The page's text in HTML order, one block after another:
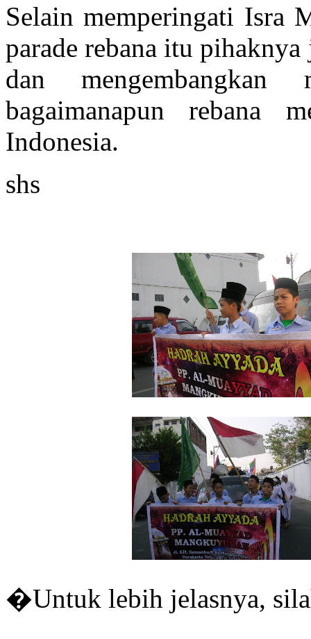
Selain memperingati Isra
parade rebana itu pihaknya
dan
bagaimanapunrebana
Indonesia.
shs
�Untuk lebih jelasnya,